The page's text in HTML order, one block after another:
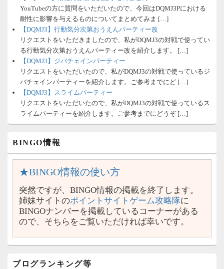
YouTubeの方に質問をいただいたので、今回はDQMJ3Pにおける
耐性に影響を与えるものについてまとめてみま […]
【DQMJ3】行動気分次第おうえんパーティー改
リクエストをいただきましたので、私がDQMJ3の対戦で使ってい
る行動気分次第おうえんパーティー改を紹介します。 […]
【DQMJ3】ジバチェインパーティー
リクエストをいただいたので、私がDQMJ3の対戦で使っているジ
バチェインパーティーを紹介します。ご参考までにど […]
【DQMJ3】スライムパーティー
リクエストをいただいたので、私がDQMJ3の対戦で使っているス
ライムパーティーを紹介します。ご参考までにどうぞ […]
BINGO情報
★BINGO情報の使い方
突然ですが、BINGO情報の掲載を終了します。
姉妹サイトのポイントサイトゲーム攻略隊に
BINGOナンバーを掲載しているコーナーがある
ので、そちらをご覧いただければ幸いです。
ブログランキング等